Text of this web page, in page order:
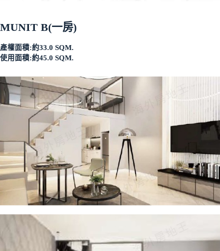
MUNIT B(一房)
產權面積:約33.0 SQM.
使用面積:約45.0 SQM.